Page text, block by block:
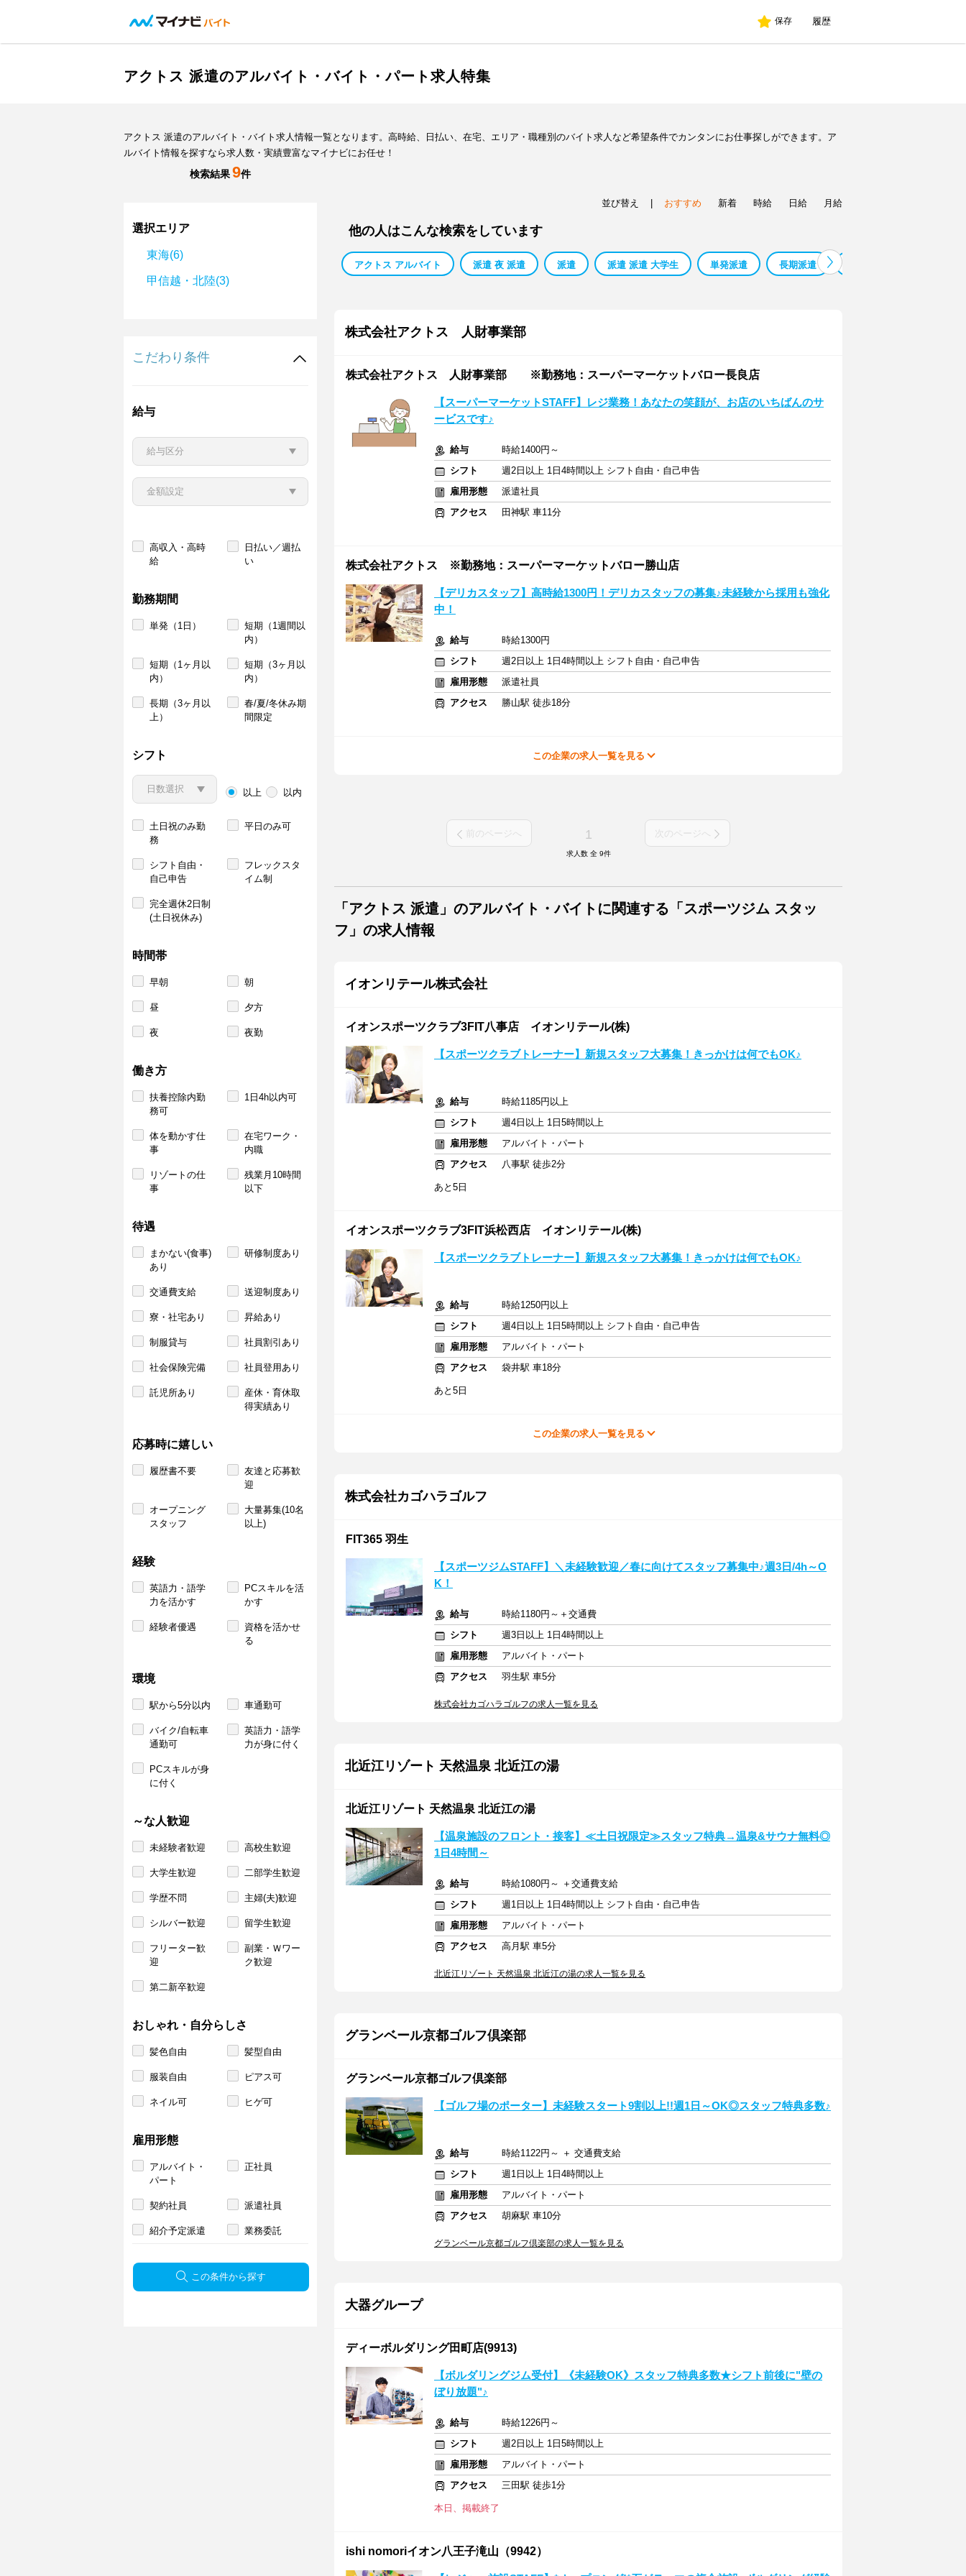
保存 履歴
アクトス 派遣のアルバイト・バイト・パート求人特集
アクトス 派遣のアルバイト・バイト求人情報一覧となります。高時給、日払い、在宅、エリア・職種別のバイト求人など希望条件でカンタンにお仕事探しができます。ア
ルバイト情報を探すなら求人数・実績豊富なマイナビにお任せ！
検索結果9件
選択エリア
東海(6)
甲信越・北陸(3)
こだわり条件
給与
高収入・高時
給
日払い／週払
い
勤務期間
単発（1日）
短期（1週間以
内）
短期（1ヶ月以
内）
短期（3ヶ月以
内）
長期（3ヶ月以
上）
春/夏/冬休み期
間限定
シフト
以上 以内
土日祝のみ勤
務
平日のみ可
シフト自由・
自己申告
フレックスタ
イム制
完全週休2日制
(土日祝休み)
時間帯
早朝 朝
昼 夕方
夜 夜勤
働き方
扶養控除内勤
務可
1日4h以内可
体を動かす仕
事
在宅ワーク・
内職
リゾートの仕
事
残業月10時間
以下
待遇
まかない(食事)
あり
研修制度あり
交通費支給 送迎制度あり
寮・社宅あり 昇給あり
制服貸与 社員割引あり
社会保険完備 社員登用あり
託児所あり
産休・育休取
得実績あり
応募時に嬉しい
履歴書不要
友達と応募歓
迎
オープニング
スタッフ
大量募集(10名
以上)
経験
英語力・語学
力を活かす
PCスキルを活
かす
経験者優遇
資格を活かせ
る
環境
駅から5分以内 車通勤可
バイク/自転車
通勤可
英語力・語学
力が身に付く
PCスキルが身
に付く
～な人歓迎
未経験者歓迎 高校生歓迎
大学生歓迎 二部学生歓迎
学歴不問 主婦(夫)歓迎
シルバー歓迎 留学生歓迎
フリーター歓
迎
副業・Ｗワー
ク歓迎
第二新卒歓迎
おしゃれ・自分らしさ
髪色自由 髪型自由
服装自由 ピアス可
ネイル可 ヒゲ可
雇用形態
アルバイト・
パート
正社員
契約社員 派遣社員
紹介予定派遣 業務委託
この条件から探す
並び替え おすすめ 新着 時給 日給 月給
他の人はこんな検索をしています
アクトス アルバイト 派遣 夜 派遣 派遣 派遣 派遣 大学生 単発派遣 長期派遣
株式会社アクトス 人財事業部
株式会社アクトス 人財事業部 ※勤務地：スーパーマーケットバロー長良店
【スーパーマーケットSTAFF】レジ業務！あなたの笑顔が、お店のいちばんのサ
ービスです♪
給与
時給1400円～
シフト
週2日以上 1日4時間以上 シフト自由・自己申告
雇用形態
派遣社員
アクセス
田神駅 車11分
株式会社アクトス ※勤務地：スーパーマーケットバロー勝山店
【デリカスタッフ】高時給1300円！デリカスタッフの募集♪未経験から採用も強化
中！
給与
時給1300円
シフト
週2日以上 1日4時間以上 シフト自由・自己申告
雇用形態
派遣社員
アクセス
勝山駅 徒歩18分
この企業の求人一覧を見る
前のページへ 1 次のページへ
求人数 全 9件
「アクトス 派遣」のアルバイト・バイトに関連する「スポーツジム スタッ
フ」の求人情報
イオンリテール株式会社
イオンスポーツクラブ3FIT八事店 イオンリテール(株)
【スポーツクラブトレーナー】新規スタッフ大募集！きっかけは何でもOK♪
給与
時給1185円以上
シフト
週4日以上 1日5時間以上
雇用形態
アルバイト・パート
アクセス
八事駅 徒歩2分
あと5日
イオンスポーツクラブ3FIT浜松西店 イオンリテール(株)
【スポーツクラブトレーナー】新規スタッフ大募集！きっかけは何でもOK♪
給与
時給1250円以上
シフト
週4日以上 1日5時間以上 シフト自由・自己申告
雇用形態
アルバイト・パート
アクセス
袋井駅 車18分
あと5日
この企業の求人一覧を見る
株式会社カゴハラゴルフ
FIT365 羽生
【スポーツジムSTAFF】＼未経験歓迎／春に向けてスタッフ募集中♪週3日/4h～O
K！
給与
時給1180円～＋交通費
シフト
週3日以上 1日4時間以上
雇用形態
アルバイト・パート
アクセス
羽生駅 車5分
株式会社カゴハラゴルフの求人一覧を見る
北近江リゾート 天然温泉 北近江の湯
北近江リゾート 天然温泉 北近江の湯
【温泉施設のフロント・接客】≪土日祝限定≫スタッフ特典→温泉&サウナ無料◎
1日4時間～
給与
時給1080円～ ＋交通費支給
シフト
週1日以上 1日4時間以上 シフト自由・自己申告
雇用形態
アルバイト・パート
アクセス
高月駅 車5分
北近江リゾート 天然温泉 北近江の湯の求人一覧を見る
グランベール京都ゴルフ倶楽部
グランベール京都ゴルフ倶楽部
【ゴルフ場のポーター】未経験スタート9割以上!!週1日～OK◎スタッフ特典多数♪
給与
時給1122円～ ＋ 交通費支給
シフト
週1日以上 1日4時間以上
雇用形態
アルバイト・パート
アクセス
胡麻駅 車10分
グランベール京都ゴルフ倶楽部の求人一覧を見る
大器グループ
ディーボルダリング田町店(9913)
【ボルダリングジム受付】《未経験OK》スタッフ特典多数★シフト前後に"壁の
ぼり放題"♪
給与
時給1226円～
シフト
週2日以上 1日5時間以上
雇用形態
アルバイト・パート
アクセス
三田駅 徒歩1分
本日、掲載終了
ishi nomoriイオン八王子滝山（9942）